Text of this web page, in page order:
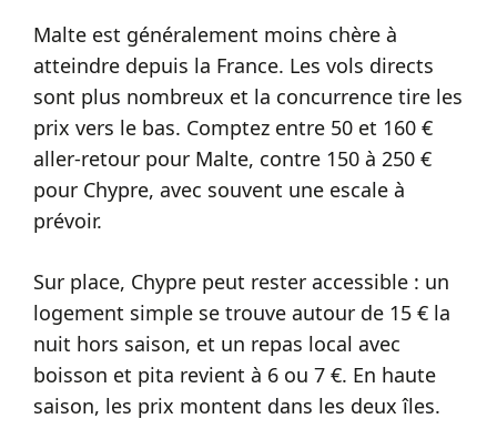
Malte est généralement moins chère à
atteindre depuis la France. Les vols directs
sont plus nombreux et la concurrence tire les
prix vers le bas. Comptez entre 50 et 160 €
aller-retour pour Malte, contre 150 à 250 €
pour Chypre, avec souvent une escale à
prévoir.
Sur place, Chypre peut rester accessible : un
logement simple se trouve autour de 15 € la
nuit hors saison, et un repas local avec
boisson et pita revient à 6 ou 7 €. En haute
saison, les prix montent dans les deux îles.